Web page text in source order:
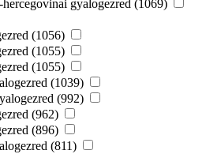
gyalogezred (1069)
(1056)
(1055)
(1055)
(1039)
(992)
(962)
(896)
(811)